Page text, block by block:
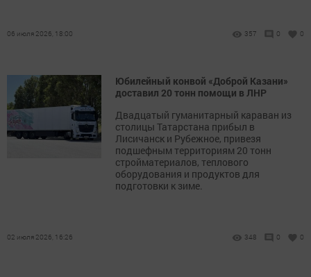
06 июля 2026, 18:00 357 0 0
Юбилейный конвой «Доброй Казани»
доставил 20 тонн помощи в ЛНР
Двадцатый гуманитарный караван из
столицы Татарстана прибыл в
Лисичанск и Рубежное, привезя
подшефным территориям 20 тонн
стройматериалов, теплового
оборудования и продуктов для
подготовки к зиме.
02 июля 2026, 16:26 348 0 0